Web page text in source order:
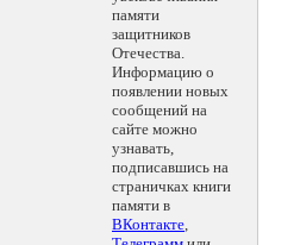
памяти
защитников
Отечества.
Информацию о
появлении новых
сообщений на
сайте можно
узнавать,
подписавшись на
страничках книги
памяти в
ВКонтакте,